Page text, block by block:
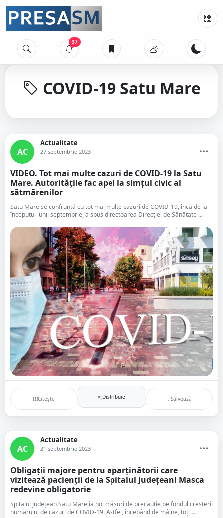
37
COVID-19 Satu Mare
AC
Actualitate
27 septembrie 2023
VIDEO. Tot mai multe cazuri de COVID-19 la Satu
Mare. Autoritățile fac apel la simțul civic al
sătmărenilor
Satu Mare se confruntă cu tot mai multe cazuri de COVID-19, încă de la
începutul lunii septembrie, a spus directoarea Direcției de Sănătate ...
Citește Distribuie Salvează
AC
Actualitate
21 septembrie 2023
Obligații majore pentru aparținătorii care
vizitează pacienții de la Spitalul Județean! Masca
redevine obligatorie
Spitalul Județean Satu Mare ia noi măsuri de precauție pe fondul creșterii
numărului de cazuri de COVID-19. Astfel, începând de mâine, toți ...